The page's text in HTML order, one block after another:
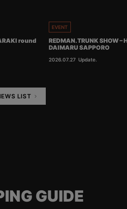
round
EVENT
REDMAN.TRUNK SHOW
DAIMARU SAPPORO
2026.07.27 Update.
LIST
GUIDE